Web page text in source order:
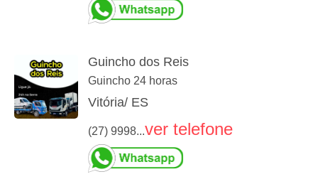
Guincho dos Reis
Guincho 24 horas
Vitória/ ES
(27) 9998...ver telefone